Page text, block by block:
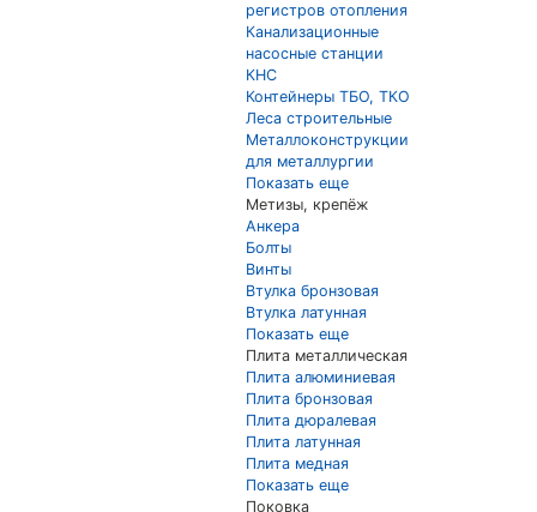
регистров отопления
Канализационные
насосные станции
КНС
Контейнеры ТБО, ТКО
Леса строительные
Металлоконструкции
для металлургии
Показать еще
Метизы, крепёж
Анкера
Болты
Винты
Втулка бронзовая
Втулка латунная
Показать еще
Плита металлическая
Плита алюминиевая
Плита бронзовая
Плита дюралевая
Плита латунная
Плита медная
Показать еще
Поковка